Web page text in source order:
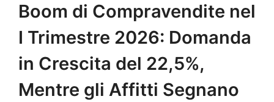
Boom di Compravendite nel
I Trimestre 2026: Domanda
in Crescita del 22,5%,
Mentre gli Affitti Segnano